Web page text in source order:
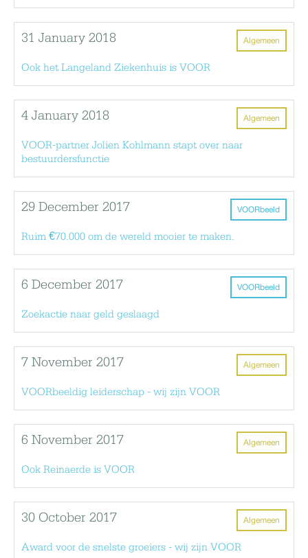
Algemeen
31 January 2018
Ook het Langeland Ziekenhuis is VOOR
Algemeen
4 January 2018
VOOR-partner Jolien Kohlmann stapt over naar
bestuurdersfunctie
VOORbeeld
29 December 2017
Ruim €70.000 om de wereld mooier te maken.
VOORbeeld
6 December 2017
Zoekactie naar geld geslaagd
Algemeen
7 November 2017
VOORbeeldig leiderschap - wij zijn VOOR
Algemeen
6 November 2017
Ook Reinaerde is VOOR
Algemeen
30 October 2017
Award voor de snelste groeiers - wij zijn VOOR